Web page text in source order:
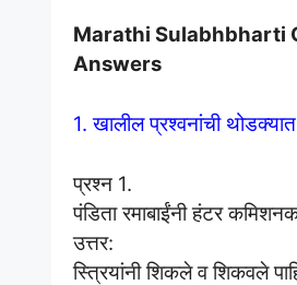
Marathi Sulabhbharti
Answers
1. खालील प्रश्वनांची थोडक्यात
प्रश्न 1.
पंडिता रमाबाईंनी हंटर
उत्तर:
स्त्रियांनी शिकले व शिकवले